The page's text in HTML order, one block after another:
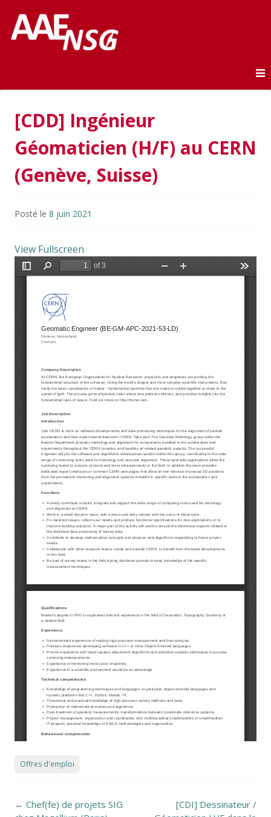
AAE-ENSG
[CDD] Ingénieur
Géomaticien (H/F) au CERN
(Genève, Suisse)
Posté le 8 juin 2021
View Fullscreen
Offres d'emploi
Post navigation
← Chef(fe) de projets SIG
[CDI] Dessinateur /